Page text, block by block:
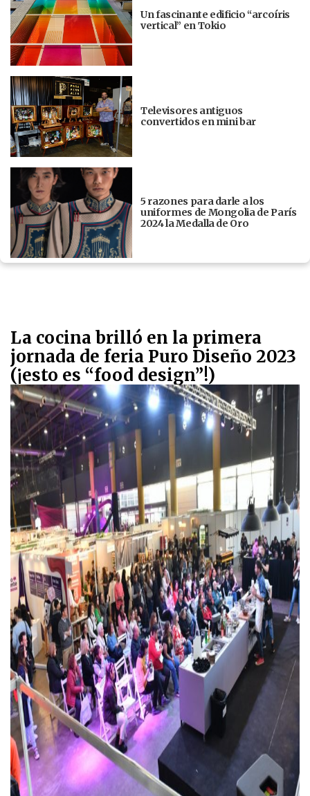
Un fascinante edificio “arcoíris
vertical” en Tokio
Televisores antiguos
convertidos en mini bar
5 razones para darle a los
uniformes de Mongolia de París
2024 la Medalla de Oro
La cocina brilló en la primera
jornada de feria Puro Diseño 2023
(¡esto es “food design”!)